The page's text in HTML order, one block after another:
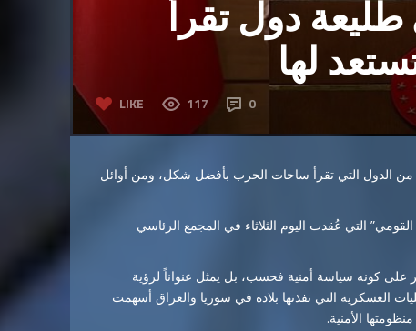
دول تقرأ
لها
LIKE 117 0
من الدول التي تقرأ ساحات الحرب بأفضل شكل، ومن أوائل
التي عُقدت اليوم الثلاثاء في المجمع الرئاسي
على كونه سياسة أمنية فحسب، بل يمثل عنواناً لرؤية
العسكرية التي نفذتها بلاده في سوريا والعراق أسهمت
الأمنية.